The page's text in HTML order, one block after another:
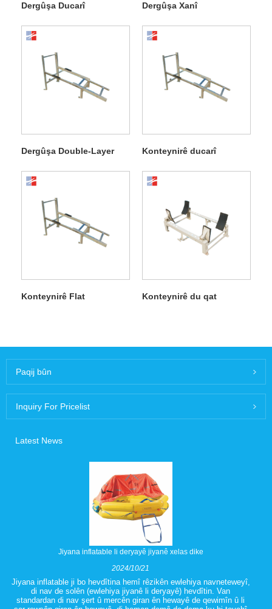
Dergûşa Ducarî Dergûşa Xanî
Dergûşa Double-Layer Konteynirê ducarî
Konteynirê Flat Konteynirê du qat
Paqij bûn
Inquiry For Pricelist
Latest News
Jiyana inflatable li deryayê jiyanê xelas dike
2024/10/21
Jiyana inflatable ji bo hevdîtina hemî rêzikên ewlehiya navneteweyî,
di nav de solên (ewlehiya jiyanê li deryayê) hevdîtin. Van
standardan di nav şert û mercên giran ên hewayê de qewimîn û li